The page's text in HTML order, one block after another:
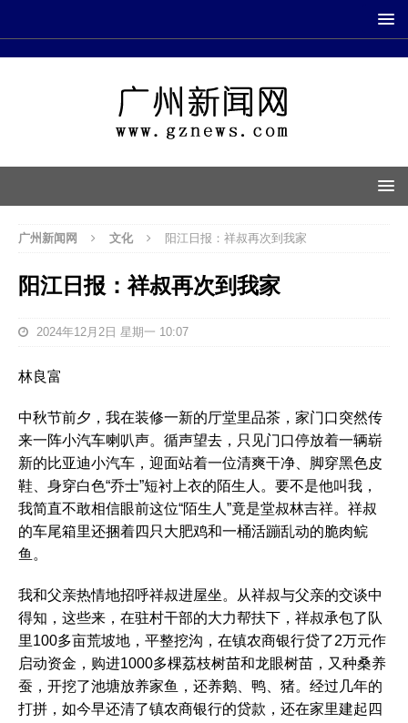
广州新闻网 文化 阳江日报：祥叔再次到我家
阳江日报：祥叔再次到我家
2024年12月2日 星期一 10:07
林良富
中秋节前夕，我在装修一新的厅堂里品茶，家门口突然传
来一阵小汽车喇叭声。循声望去，只见门口停放着一辆崭
新的比亚迪小汽车，迎面站着一位清爽干净、脚穿黑色皮
鞋、身穿白色“乔士”短衬上衣的陌生人。要不是他叫我，
我简直不敢相信眼前这位“陌生人”竟是堂叔林吉祥。祥叔
的车尾箱里还捆着四只大肥鸡和一桶活蹦乱动的脆肉鲩
鱼。
我和父亲热情地招呼祥叔进屋坐。从祥叔与父亲的交谈中
得知，这些来，在驻村干部的大力帮扶下，祥叔承包了队
里100多亩荒坡地，平整挖沟，在镇农商银行贷了2万元作
启动资金，购进1000多棵荔枝树苗和龙眼树苗，又种桑养
蚕，开挖了池塘放养家鱼，还养鹅、鸭、猪。经过几年的
打拼，如今早还清了镇农商银行的贷款，还在家里建起四